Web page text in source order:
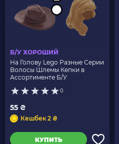
Б/У ХОРОШИЙ
На Голову Lego Разные Серии
Волосы Шлемы Кепки в
Ассортименте Б/У
0
55 ₴
Кешбек 2 ₴
КУПИТЬ